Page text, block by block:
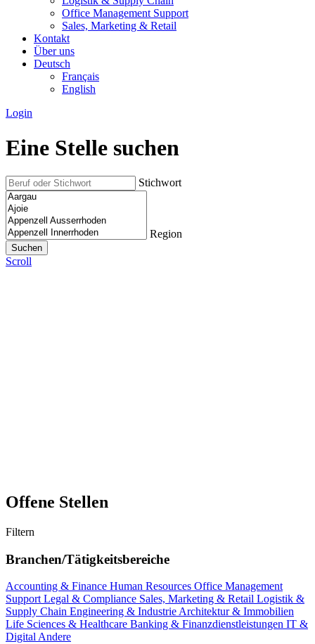
Office Management Support
Sales, Marketing & Retail
Kontakt
Über uns
Deutsch
Français
English
Login
Eine Stelle suchen
Stichwort
Region
Scroll
Offene Stellen
Filtern
Branchen/Tätigkeitsbereiche
Accounting & Finance Human Resources Office Management
SupportLegal & Compliance Sales, Marketing & Retail Logistik &
Supply Chain Engineering & IndustrieArchitektur & Immobilien
Life Sciences & Healthcare Banking & Finanzdienstleistungen IT &
DigitalAndere